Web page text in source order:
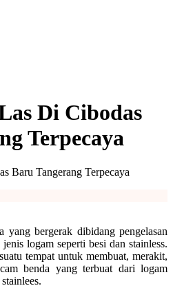
Di Cibodas
Terpecaya
yang bergerak dibidang pengelasan
logam seperti besi dan stainless.
tempat untuk membuat, merakit,
benda yang terbuat dari logam